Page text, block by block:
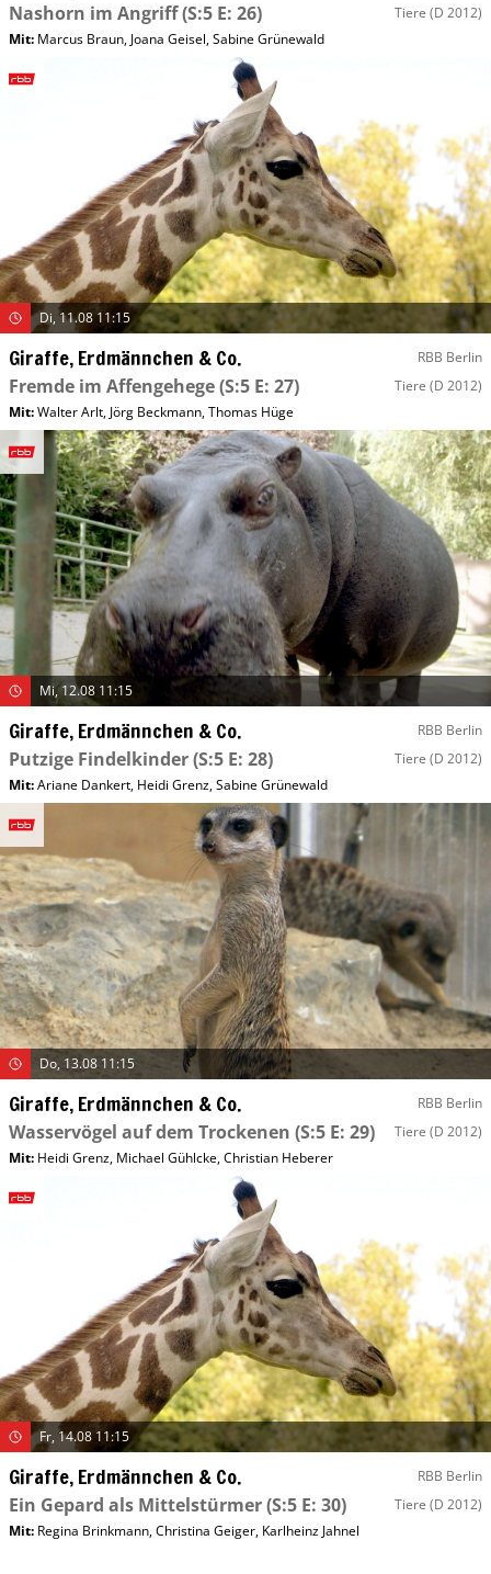
Nashorn im Angriff(S:5 E: 26) Tiere (D 2012)
Mit: Marcus Braun, Joana Geisel,Sabine Grünewald
Di, 11.08 11:15
Giraffe, Erdmännchen & Co. RBB Berlin
Fremde im Affengehege(S:5 E: 27) Tiere (D 2012)
Mit:Walter Arlt, Jörg Beckmann,Thomas Hüge
Mi, 12.08 11:15
Giraffe, Erdmännchen & Co. RBB Berlin
Putzige Findelkinder(S:5 E: 28) Tiere (D 2012)
Mit:Ariane Dankert, Heidi Grenz,Sabine Grünewald
Do, 13.08 11:15
Giraffe, Erdmännchen & Co. RBB Berlin
Wasservögel auf dem Trockenen (S:5 E: 29) Tiere (D 2012)
Mit: Heidi Grenz, Michael Gühlcke,Christian Heberer
Fr, 14.08 11:15
Giraffe, Erdmännchen & Co. RBB Berlin
Ein Gepard als Mittelstürmer(S:5 E: 30) Tiere (D 2012)
Mit: Regina Brinkmann,Christina Geiger, Karlheinz Jahnel